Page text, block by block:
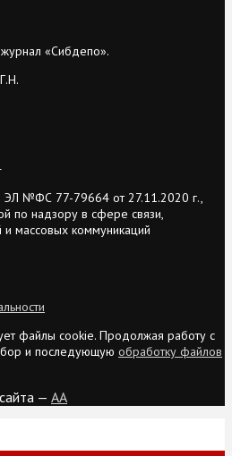
«Сибдепо».
ЭЛ №ФС 77-79664 от 27.11.2020 г.,
по надзору в сфере связи,
массовых коммуникаций
файлы cookie. Продолжая работу с
и последующую обработку файлов
— AA